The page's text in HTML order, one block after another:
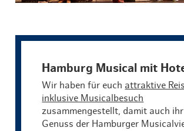
Hamburg Musical mit
Wir haben für euch attraktive
inklusive Musicalbesuch
zusammengestellt, damit auch
Genuss der Hamburger